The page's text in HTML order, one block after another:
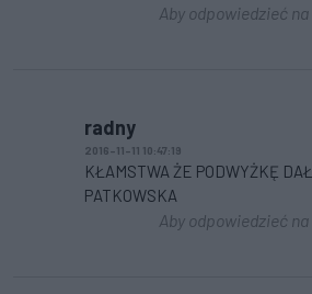
Aby odpowiedzieć
radny
2016-11-11 10:47:19
KŁAMSTWA ŻE PODWYŻKĘ
PATKOWSKA
Aby odpowiedzieć